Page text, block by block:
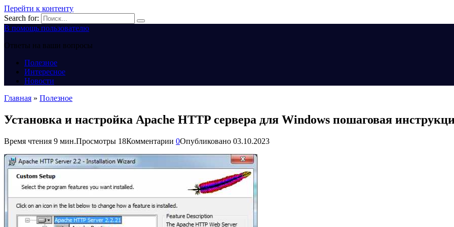
Перейти к контенту
Search for:
В помощь пользователю
Ответы на ваши вопросы
Полезное
Интересное
Новости
Главная » Полезное
Установка и настройка Apache HTTP сервера для Windows пошаговая
Время чтения 9 мин.Просмотры 18Комментарии 0Опубликовано 03.10.2023